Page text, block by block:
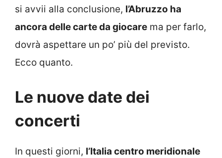
si avvii alla conclusione, l’Abruzzo ha
ancora delle carte da giocare ma per farlo,
dovrà aspettare un po’ più del previsto.
Ecco quanto.
Le nuove date dei
concerti
In questi giorni, l’Italia centro meridionale